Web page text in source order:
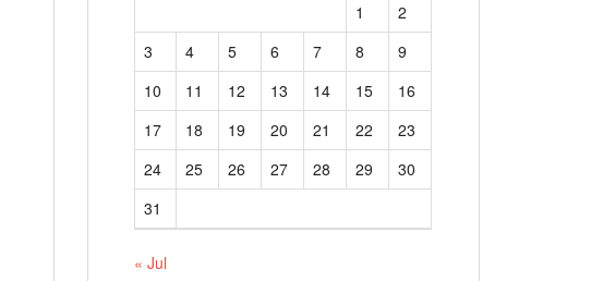
1
2
3
4 5 6 7 8
9
10
11 12 13 14 15
16
17
18 19 20 21 22
23
24
25 26 27 28 29
30
31
« Jul